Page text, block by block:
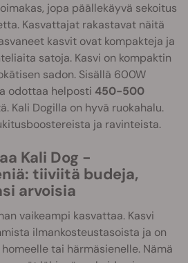
jopa päällekäyvä sekoitus
Kasvattajat rakastavat näitä
kasvit ovat kompakteja ja
satoja. Kasvi on kompaktin
sadon. Sisällä 600W
odottaa helposti 450-500
Kali Dogilla on hyvä ruokahalu.
ja ravinteista.
Kali Dog -
tiiviitä budeja,
arvoisia
vaikeampi kasvattaa. Kasvi
ilmankosteustasoista ja on
tai härmäsienelle. Nämä